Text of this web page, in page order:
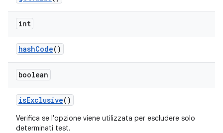
int
hashCode()
boolean
isExclusive()
Verifica se l'opzione viene utilizzata per escludere solo
determinati test.